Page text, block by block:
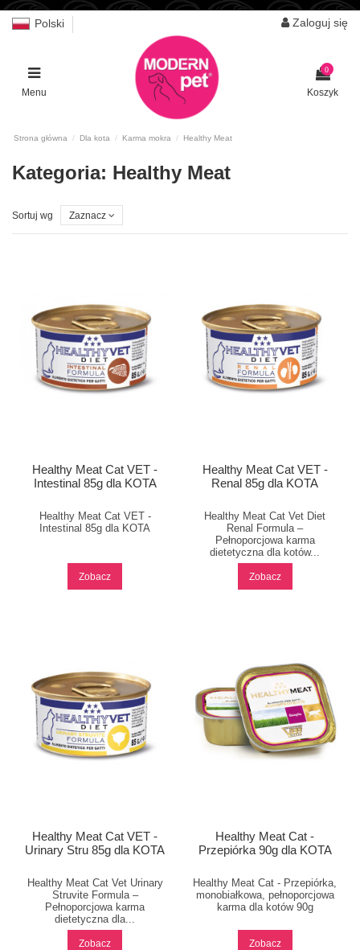
Polski Zaloguj się
Menu
0
Koszyk
Strona główna Dla kota Karma mokra Healthy Meat
Kategoria: Healthy Meat
Sortuj wg Zaznacz
Healthy Meat Cat VET -
Intestinal 85g dla KOTA
Healthy Meat Cat VET -
Intestinal 85g dla KOTA
Zobacz
Healthy Meat Cat VET -
Renal 85g dla KOTA
Healthy Meat Cat Vet Diet
Renal Formula –
Pełnoporcjowa karma
dietetyczna dla kotów...
Zobacz
Healthy Meat Cat VET -
Urinary Stru 85g dla KOTA
Healthy Meat Cat Vet Urinary
Struvite Formula –
Pełnoporcjowa karma
dietetyczna dla...
Zobacz
Healthy Meat Cat -
Przepiórka 90g dla KOTA
Healthy Meat Cat - Przepiórka,
monobiałkowa, pełnoporcjowa
karma dla kotów 90g
Zobacz